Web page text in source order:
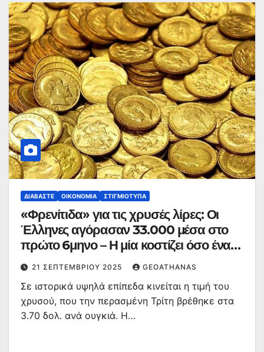
ΔΙΑΒΆΣΤΕ ΟΙΚΟΝΟΜΊΑ ΣΤΙΓΜΙΌΤΥΠΑ
«Φρενίτιδα» για τις χρυσές λίρες: Οι
Έλληνες αγόρασαν 33.000 μέσα στο
πρώτο 6μηνο – Η μία κοστίζει όσο ένας
μισθός
21 ΣΕΠΤΕΜΒΡΊΟΥ 2025 GEOATHANAS
Σε ιστορικά υψηλά επίπεδα κινείται η τιμή του
χρυσού, που την περασμένη Τρίτη βρέθηκε στα
3.70 δολ. ανά ουγκιά. Η…